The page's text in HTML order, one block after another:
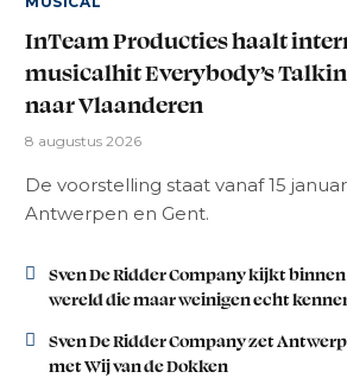
InTeam Producties haalt
musicalhit Everybody’s
naar Vlaanderen
8 augustus 2026
De voorstelling staat vanaf 15
Antwerpen en Gent.
Sven De Ridder Company kijkt binnen
wereld die maar weinigen echt
Sven De Ridder Company zet
met Wij van de Dokken